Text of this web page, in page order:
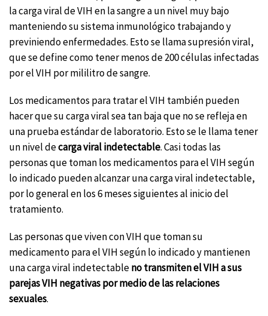
la carga viral de VIH en la sangre a un nivel muy bajo
manteniendo su sistema inmunológico trabajando y
previniendo enfermedades. Esto se llama supresión viral,
que se define como tener menos de 200 células infectadas
por el VIH por mililitro de sangre.
Los medicamentos para tratar el VIH también pueden
hacer que su carga viral sea tan baja que no se refleja en
una prueba estándar de laboratorio. Esto se le llama tener
un nivel decarga viral indetectable. Casi todas las
personas que toman los medicamentos para el VIH según
lo indicado pueden alcanzar una carga viral indetectable,
por lo general en los 6 meses siguientes al inicio del
tratamiento.
Las personas que viven con VIH que toman su
medicamento para el VIH según lo indicado y mantienen
una carga viral indetectableno transmiten el VIH a sus
parejas VIH negativas por medio de las relaciones
sexuales.